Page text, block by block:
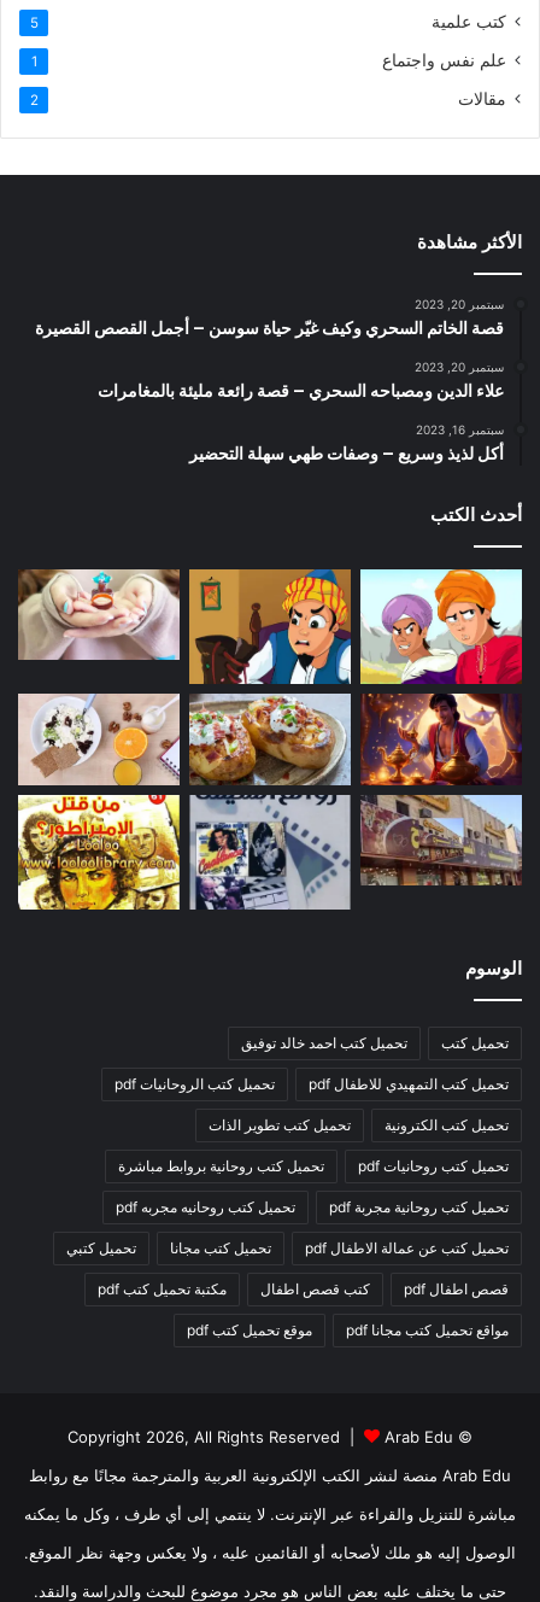
كتب علمية 5
علم نفس واجتماع 1
مقالات 2
الأكثر مشاهدة
سبتمبر 20, 2023
قصة الخاتم السحري وكيف غيّر حياة سوسن – أجمل القصص القصيرة
سبتمبر 20, 2023
علاء الدين ومصباحه السحري – قصة رائعة مليئة بالمغامرات
سبتمبر 16, 2023
أكل لذيذ وسريع – وصفات طهي سهلة التحضير
أحدث الكتب
الوسوم
تحميل كتب تحميل كتب احمد خالد توفيق
تحميل كتب التمهيدي للاطفال pdf تحميل كتب الروحانيات pdf
تحميل كتب الكترونية تحميل كتب تطوير الذات
تحميل كتب روحانيات pdf تحميل كتب روحانية بروابط مباشرة
تحميل كتب روحانية مجربة pdf تحميل كتب روحانيه مجربه pdf
تحميل كتب عن عمالة الاطفال pdf تحميل كتب مجانا تحميل كتبي
قصص اطفال pdf كتب قصص اطفال مكتبة تحميل كتب pdf
مواقع تحميل كتب مجانا pdf موقع تحميل كتب pdf
© Copyright 2026, All Rights Reserved |
Arab Edu
Arab Edu منصة لنشر الكتب الإلكترونية العربية والمترجمة مجانًا مع روابط
مباشرة للتنزيل والقراءة عبر الإنترنت. لا ينتمي إلى أي طرف ، وكل ما يمكنه
الوصول إليه هو ملك لأصحابه أو القائمين عليه ، ولا يعكس وجهة نظر الموقع.
حتى ما يختلف عليه بعض الناس هو مجرد موضوع للبحث والدراسة والنقد.